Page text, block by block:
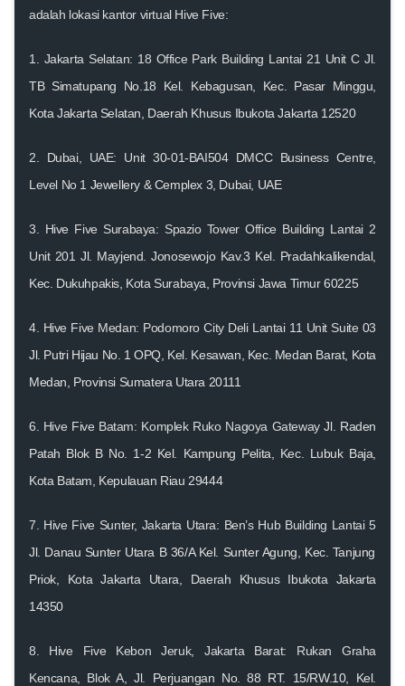
adalah lokasi kantor virtual Hive Five:
1. Jakarta Selatan: 18 Office Park Building Lantai 21 Unit C Jl.
TB Simatupang No.18 Kel. Kebagusan, Kec. Pasar Minggu,
Kota Jakarta Selatan, Daerah Khusus Ibukota Jakarta 12520
2. Dubai, UAE: Unit 30-01-BAI504 DMCC Business Centre,
Level No 1 Jewellery & Cemplex 3, Dubai, UAE
3. Hive Five Surabaya: Spazio Tower Office Building Lantai 2
Unit 201 Jl. Mayjend. Jonosewojo Kav.3 Kel. Pradahkalikendal,
Kec. Dukuhpakis, Kota Surabaya, Provinsi Jawa Timur 60225
4. Hive Five Medan: Podomoro City Deli Lantai 11 Unit Suite 03
Jl. Putri Hijau No. 1 OPQ, Kel. Kesawan, Kec. Medan Barat, Kota
Medan, Provinsi Sumatera Utara 20111
6. Hive Five Batam: Komplek Ruko Nagoya GatewayJl. Raden
Patah Blok B No. 1-2 Kel. Kampung Pelita, Kec. Lubuk Baja,
Kota Batam, Kepulauan Riau 29444
7. Hive Five Sunter, Jakarta Utara: Ben’s Hub Building Lantai 5
Jl. Danau Sunter Utara B 36/A Kel. Sunter Agung, Kec. Tanjung
Priok, Kota Jakarta Utara, Daerah Khusus Ibukota Jakarta
14350
8. Hive Five Kebon Jeruk, Jakarta Barat: Rukan Graha
Kencana, Blok A, Jl. Perjuangan No. 88 RT. 15/RW.10, Kel.